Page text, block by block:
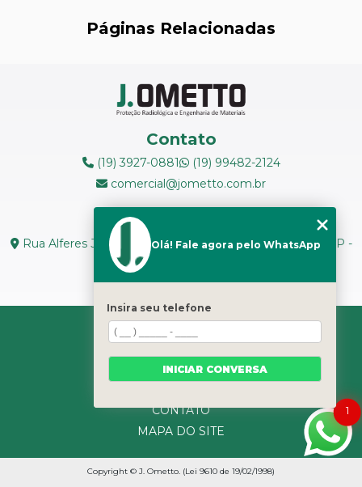
MANUTENÇÃO DE MEDIDORES DE RADIAÇÃO
MEDIÇÃO DE FERRITA
RADIOGRAFIA INDUSTRIAL
RÉPLICAS METALOGRÁFICAS
TRANSPORTE DE REJEITOS RADIOATIVOS
Páginas Relacionadas
Contato
(19) 3927-0881
(19) 99482-2124
comercial@jometto.com.br
Endereço
Rua Alferes José Caetano, N 1665 - Centro Piracicaba - SP -
CEP: 13400-126
Seg. a Sex: 8h ás 18h
HOME
SOBRE NÓS
SERVIÇOS
CONTATO
MAPA DO SITE
Copyright © J. Ometto. (Lei 9610 de 19/02/1998)
1
Olá! Fale agora pelo WhatsApp
Insira seu telefone
INICIAR CONVERSA